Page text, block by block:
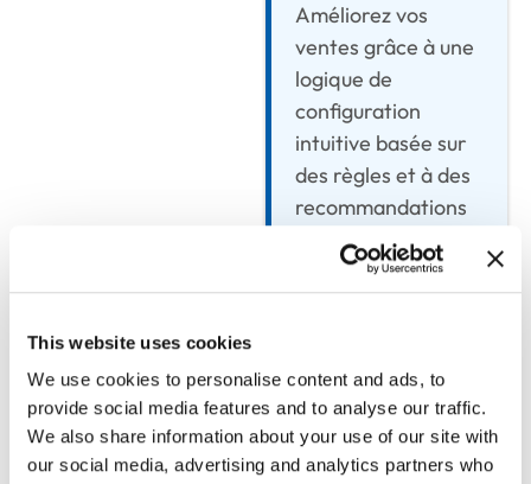
This website uses cookies
We use cookies to personalise content and ads, to
provide social media features and to analyse our traffic.
We also share information about your use of our site with
our social media, advertising and analytics partners who
Améliorez vos
ventes grâce à une
logique de
configuration
intuitive basée sur
des règles et à des
recommandations
de produits en
temps réel
Tarification
dynamique et